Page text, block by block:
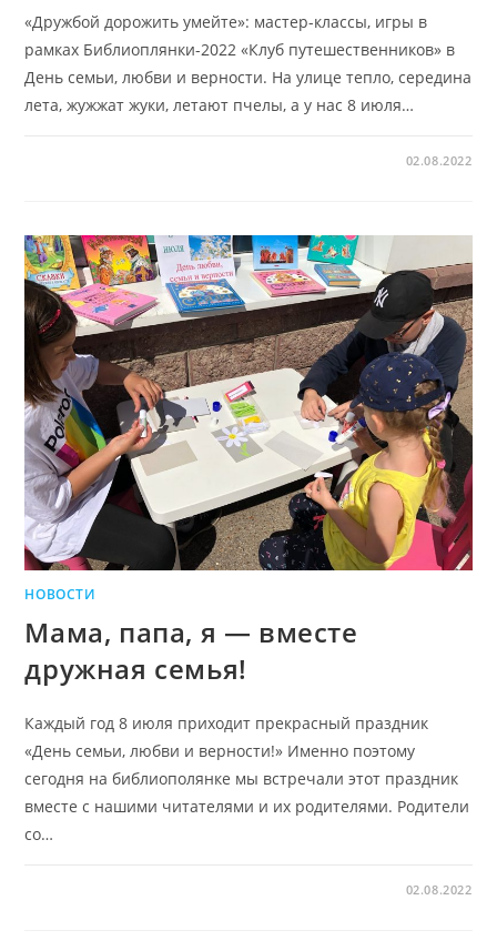
«Дружбой дорожить умейте»: мастер-классы, игры в
рамках Библиоплянки-2022 «Клуб путешественников» в
День семьи, любви и верности. На улице тепло, середина
лета, жужжат жуки, летают пчелы, а у нас 8 июля…
02.08.2022
НОВОСТИ
Мама, папа, я — вместе
дружная семья!
Каждый год 8 июля приходит прекрасный праздник
«День семьи, любви и верности!» Именно поэтому
сегодня на библиополянке мы встречали этот праздник
вместе с нашими читателями и их родителями. Родители
со…
02.08.2022